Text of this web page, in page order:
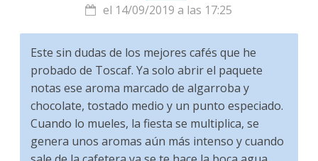
el 14/09/2019 a las 17:25
Este sin dudas de los mejores cafés que he
probado de Toscaf. Ya solo abrir el paquete
notas ese aroma marcado de algarroba y
chocolate, tostado medio y un punto especiado.
Cuando lo mueles, la fiesta se multiplica, se
genera unos aromas aún más intenso y cuando